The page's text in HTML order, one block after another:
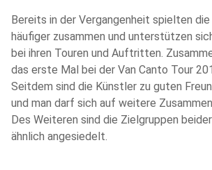
Bereits in der Vergangenheit spielten die
häufiger zusammen und unterstützen
bei ihren Touren und Auftritten.
das erste Mal bei der Van Canto Tour
Seitdem sind die Künstler zu guten
und man darf sich auf weitere
Des Weiteren sind die Zielgruppen
ähnlich angesiedelt.